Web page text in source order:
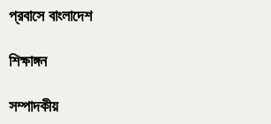
প্রবাসে বাংলাদেশ
শিক্ষাঙ্গন
সম্পাদকীয়